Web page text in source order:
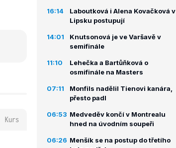
Kurs
16:14
Laboutková i Alena Kovačková v
Lipsku postupují
14:01
Knutsonová je ve Varšavě v
semifinále
11:10
Lehečka a Bartůňková o
osmifinále na Masters
07:11
Monfils nadělil Tienovi kanára,
přesto padl
06:53 Medveděv končí v Montrealu
hned na úvodním soupeři
06:26 Menšík se na postup do třetího